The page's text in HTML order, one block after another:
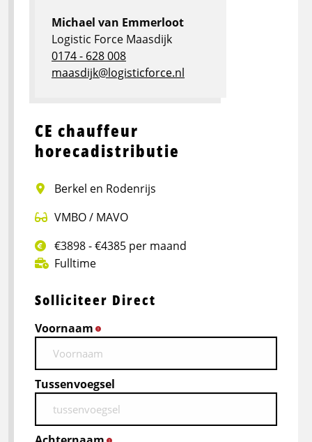
CE chauffeur
horecadistributie
Berkel en Rodenrijs
VMBO / MAVO
€3898 - €4385 per maand
Fulltime
Solliciteer Direct
Voornaam
Tussenvoegsel
Michael van Emmerloot
Logistic Force Maasdijk
0174 - 628 008
maasdijk@logisticforce.nl